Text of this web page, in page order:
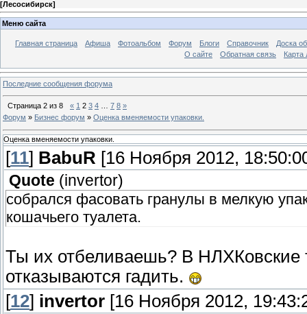
[Лесосибирск]
Меню сайта
Главная страница Афиша Фотоальбом Форум Блоги Справочник
Доска
О сайте
Обратная связь Карта
Последние сообщения форума
Страница 2 из 8 « 1 2 3 4 7 8 »
Форум » Бизнес форум » Оценка вменяемости упаковки.
Оценка вменяемости упаковки.
[11] BabuR [16 Ноября 2012,
Quote (invertor)
собрался фасовать гранулы в мелкую
кошачьего туалета.
Ты их отбеливаешь? В НЛХКовские
отказываются гадить.
[12] invertor [16 Ноября 2012,